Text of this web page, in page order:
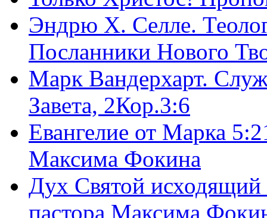
Эндрю Х. Селле.
Посланники Нового
Марк Вандерхарт.
Завета, 2Кор.3:6
Евангелие от Марка
Максима Фокина
Дух Святой
пастора Максима